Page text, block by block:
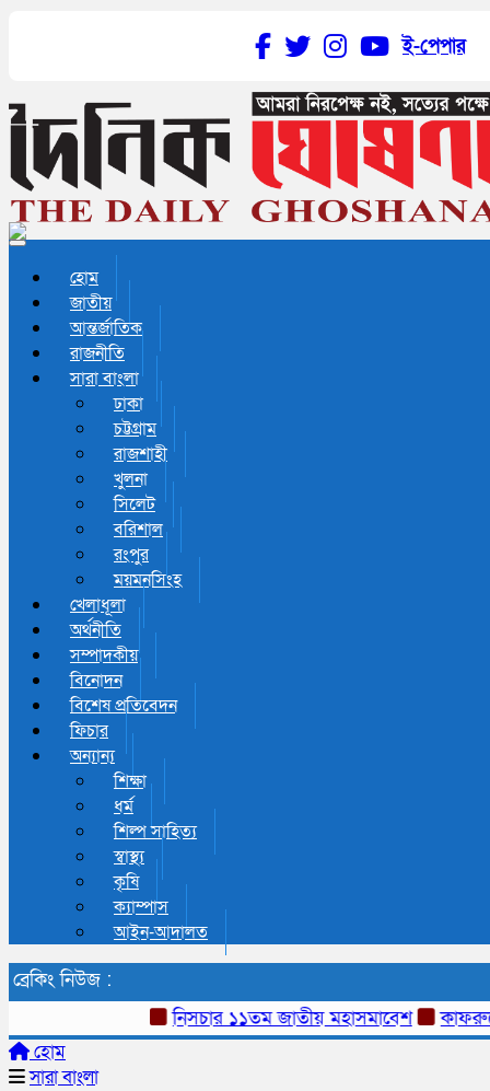
ই-পেপার
Toggle navigation
হোম
জাতীয়
আন্তর্জাতিক
রাজনীতি
সারা বাংলা
ঢাকা
চট্টগ্রাম
রাজশাহী
খুলনা
সিলেট
বরিশাল
রংপুর
ময়মনসিংহ
খেলাধূলা
অর্থনীতি
সম্পাদকীয়
বিনোদন
বিশেষ প্রতিবেদন
ফিচার
অন্যান্য
শিক্ষা
ধর্ম
শিল্প সাহিত্য
স্বাস্থ্য
কৃষি
ক্যাম্পাস
আইন-আদালত
ব্রেকিং নিউজ :
নিসচার ১১তম জাতীয় মহাসমাবেশ
কাফরুলে
হোম
সারা বাংলা